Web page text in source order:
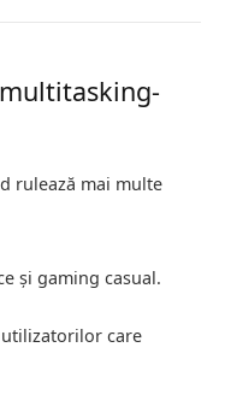
rulează mai multe
și gaming casual.
care